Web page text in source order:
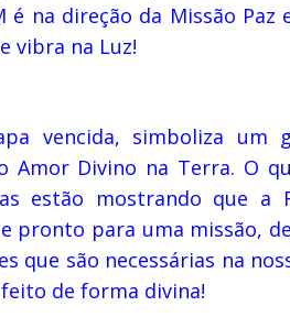
é na direção da Missão
vibra na Luz!
vencida, simboliza um
Amor Divino na Terra. O
estão mostrando que a
pronto para uma missão,
que são necessárias na
de forma divina!